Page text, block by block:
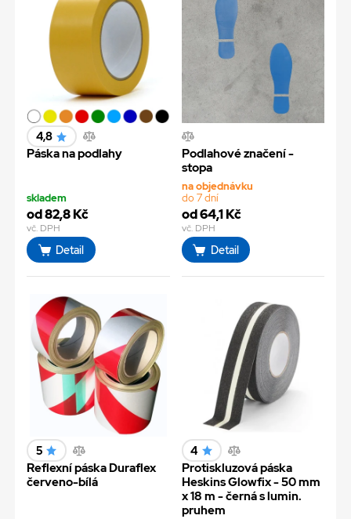
4,8
Páska na podlahy
skladem
od 82,8 Kč
vč. DPH
Detail
Podlahové značení -
stopa
na objednávku
do 7 dní
od 64,1 Kč
vč. DPH
Detail
5
Reflexní páska Duraflex
červeno-bílá
4
Protiskluzová páska
Heskins Glowfix - 50 mm
x 18 m - černá s lumin.
pruhem